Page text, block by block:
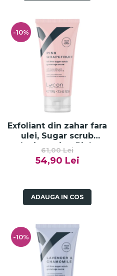
-10%
Exfoliant din zahar fara
ulei, Sugar scrub
Invigorating Pink
Grapefruit- 100g
61,00 Lei
54,90 Lei
ADAUGA IN COS
-10%